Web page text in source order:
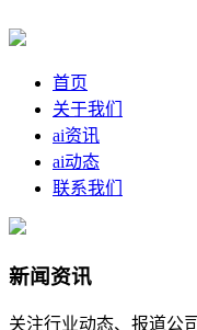
首页
关于我们
ai资讯
ai动态
联系我们
新闻资讯
关注行业动态、报道公